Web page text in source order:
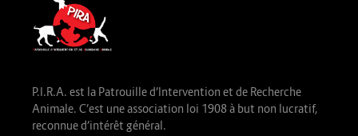
P.I.R.A. est la Patrouille d’Intervention et de Recherche
Animale. C’est une association loi 1908 à but non lucratif,
reconnue d’intérêt général.